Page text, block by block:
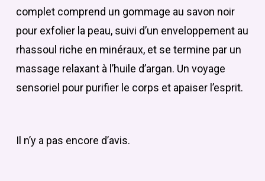
complet comprend un gommage au savon noir
pour exfolier la peau, suivi d’un enveloppement au
rhassoul riche en minéraux, et se termine par un
massage relaxant à l’huile d’argan. Un voyage
sensoriel pour purifier le corps et apaiser l’esprit.
Il n’y a pas encore d’avis.